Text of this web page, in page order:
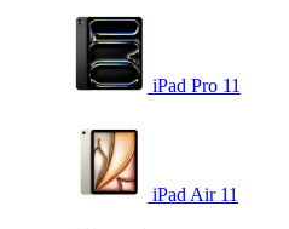
iPad Pro 11
iPad Air 11